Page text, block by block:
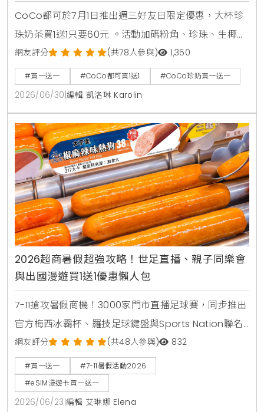
杯99元
CoCo都可於7月1日推出週三好友日限定優惠，大杯珍
珠奶茶買1送1只要60元 。活動加碼粉角、珍珠、生椰職
人拿鐵同價位買1送1 。同步推出暑來寶2杯99元好康，
新增紅柚雙響炮與紅柚香檸美式等6款指定飲品任選 。
網友評分 (共78人參與) 1,350
#買一送一 #CoCo都可買1送1 #CoCo珍奶買一送一
2026/06/30 編輯 凱洛琳 Karolin
2026超商暑假超強攻略！世足直播、親子同樂會
與出國漫遊買1送1優惠懶人包
7-11搶攻暑假商機！3000家門市直播足球賽，同步推出
官方梅西冰霸杯、羅技足球鍵盤與Sports Nation聯名
椒麻熱狗。針對親子家庭推出2000場暑期好鄰居同樂
會，免費下載環保手掌繪本。出國旅遊可就近購買eSIM
漫遊網卡享買1送1。
網友評分 (共48人參與) 832
#買一送一
#7-11暑假活動2026
#eSIM漫遊卡買一送一
2026/06/23 編輯 艾琳娜 Elena